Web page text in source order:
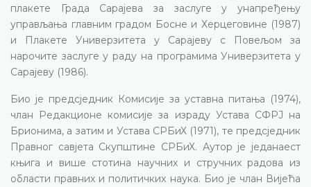
плакете Града Сарајева за заслуге у унапређењу
управљања главним градом Босне и Херцеговине (1987)
и Плакете Универзитета у Сарајеву с Повељом за
нарочите заслуге у раду на програмима Универзитета у
Сарајеву (1986).
Био је предсједник Комисије за уставна питања (1974),
члан Редакционе комисије за израду Устава СФРЈ на
Брионима, а затим и Устава СРБиХ (1971), те предсједник
Правног савјета Скупштине СРБиХ. Аутор је једанаест
књига и више стотина научних и стручних радова из
области правних и политичких наука. Био је члан Вијећа